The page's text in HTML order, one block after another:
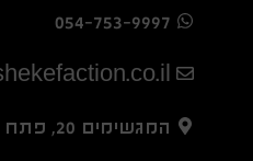
054-753-9997
המגשימים 20, פתח תקווה